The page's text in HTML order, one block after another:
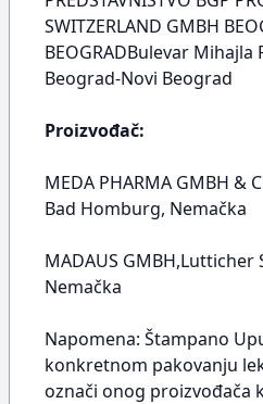
SWITZERLAND GMBH
BEOGRADBulevar Mihajla
Beograd-Novi Beograd
Proizvođač:
MEDA PHARMA GMBH &
Bad Homburg, Nemačka
MADAUS GMBH,Lutticher
Nemačka
Napomena: Štampano
konkretnom pakovanju
označi onog proizvođača